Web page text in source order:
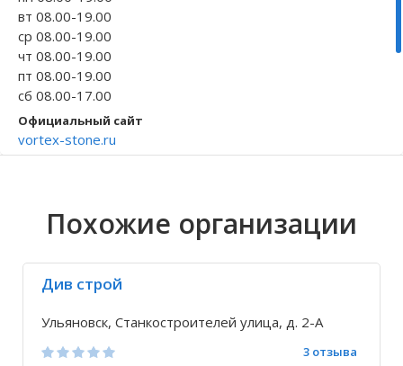
Волгоградская область
Кировоградская область
Восточно-Казахстанская область
Архангельское
вт 08.00-19.00
ср 08.00-19.00
чт 08.00-19.00
пт 08.00-19.00
сб 08.00-17.00
Официальный сайт
vortex-stone.ru
Похожие организации
Див строй
Ульяновск, Станкостроителей улица, д. 2-А
3 отзыва